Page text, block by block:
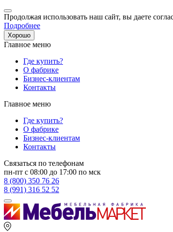
Продолжая использовать наш сайт, вы даете
Подробнее
Хорошо
Главное меню
Где купить?
О фабрике
Бизнес-клиентам
Контакты
Главное меню
Где купить?
О фабрике
Бизнес-клиентам
Контакты
Связаться по телефонам
пн-пт с 08:00 до 17:00 по мск
8 (800) 350 76 26
8 (991) 316 52 52